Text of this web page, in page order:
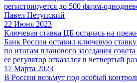
регистрируется до 500 фирм-
Павел Нетупский
22 Июня 2023
Ключевая ставка ЦБ осталась на
Банк России оставил ключевую
по итогам планового заседания
ее регулятор отказался в четвертый
17 Марта 2023
В России возьмут под особый